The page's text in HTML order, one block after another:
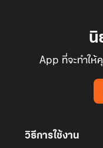
นิ
App ที่จะทำให้
วิธีการใช้งาน